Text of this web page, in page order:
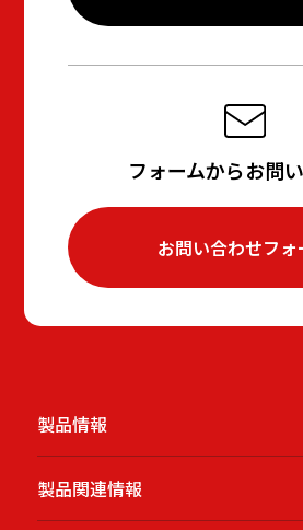
フォームからお問
お問い合わせフォ
製品情報
製品関連情報